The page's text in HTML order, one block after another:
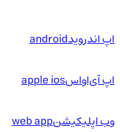
اپ اندرویدandroid
اپ آی‌او‌اسapple ios
وب اپلیکیشنweb app